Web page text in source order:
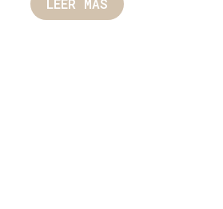
LEER MÁS